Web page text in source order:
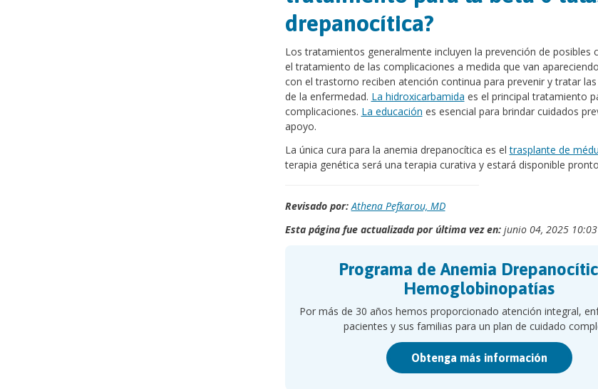
drepanocítica?
Los tratamientos generalmente incluyen la prevención de posibles
el tratamiento de las complicaciones a medida que van
con el trastorno reciben atención continua para prevenir y tratar
de la enfermedad. La hidroxicarbamida es el principal tratamiento
complicaciones. La educación es esencial para brindar cuidados
apoyo.
La única cura para la anemia drepanocítica es eltrasplante de
terapia genética será una terapia curativa y estará disponible
Revisado por: Athena Pefkarou, MD
Esta página fue actualizada por última vez en:junio 04, 2025
Programa de Anemia
Hemoglobinopatías
Por más de 30 años hemos proporcionado atención integral,
pacientes y sus familias para un plan de cuidado
Obtenga más información